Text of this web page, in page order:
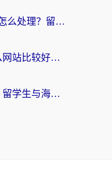
在海外如果使用交管12123怎么处理？留学生亲测有效的回国加速方案
海外看国内电视直播用什么网站比较好？一篇解决你所有追剧难题的实用指南
在国外如何打开中国网站？留学生与海外华人的无缝访问指南